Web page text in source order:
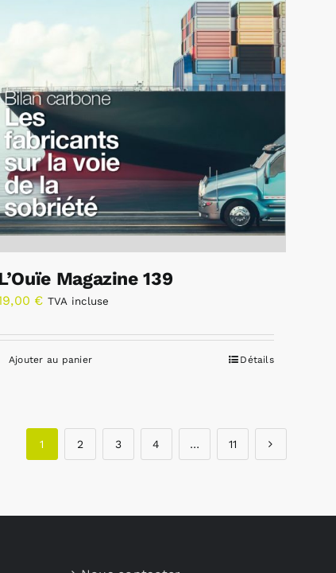
Magazine 139
€ TVA incluse
Ajouter au panier Détails
1 2 3 4 … 11